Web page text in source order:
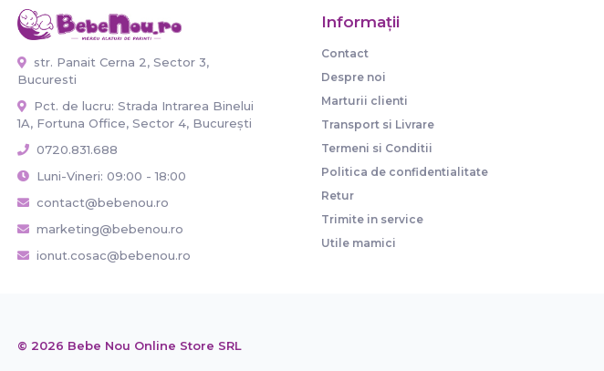
str. Panait Cerna 2, Sector 3,
Bucuresti
Pct. de lucru: Strada Intrarea Binelui
1A, Fortuna Office, Sector 4, București
0720.831.688
Luni-Vineri: 09:00 - 18:00
contact@bebenou.ro
marketing@bebenou.ro
ionut.cosac@bebenou.ro
Informaţii
Contact
Despre noi
Marturii clienti
Transport si Livrare
Termeni si Conditii
Politica de confidentialitate
Retur
Trimite in service
Utile mamici
© 2026 Bebe Nou Online Store SRL